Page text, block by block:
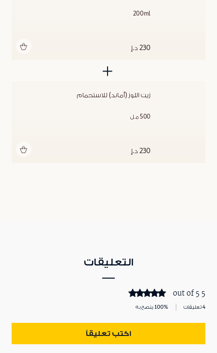
200ml
230 د.إ
زيت اللوز (أماند) للاستحمام
500 مل
230 د.إ
التعليقات
5 out of 5
4 تعليقات 100% ينصح به
اكتب تعليقاً